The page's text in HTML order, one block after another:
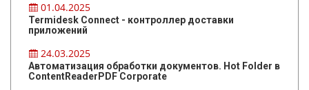
01.04.2025
Termidesk Connect - контроллер доставки
приложений
24.03.2025
Автоматизация обработки документов. Hot Folder в
ContentReaderPDF Corporate